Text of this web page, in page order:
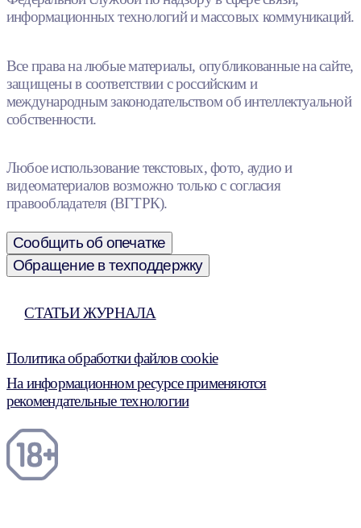
информационных технологий и массовых коммуникаций.
Все права на любые материалы, опубликованные на сайте,
защищены в соответствии с российским и
международным законодательством об интеллектуальной
собственности.
Любое использование текстовых, фото, аудио и
видеоматериалов возможно только с согласия
правообладателя (ВГТРК).
Сообщить об опечатке
Обращение в техподдержку
СТАТЬИ ЖУРНАЛА
Политика обработки файлов cookie
На информационном ресурсе применяются
рекомендательные технологии